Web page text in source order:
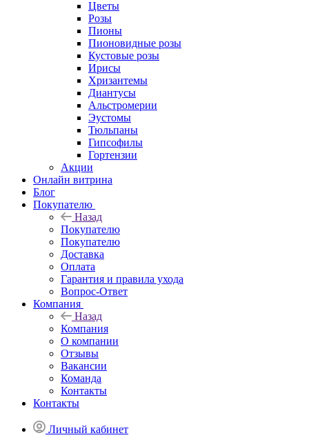
Цветы
Розы
Пионы
Пионовидные розы
Кустовые розы
Ирисы
Хризантемы
Диантусы
Альстромерии
Эустомы
Тюльпаны
Гипсофилы
Гортензии
Акции
Онлайн витрина
Блог
Покупателю
Назад
Покупателю
Покупателю
Доставка
Оплата
Гарантия и правила ухода
Вопрос-Ответ
Компания
Назад
Компания
О компании
Отзывы
Вакансии
Команда
Контакты
Контакты
Личный кабинет